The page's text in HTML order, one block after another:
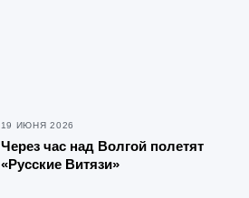
19 ИЮНЯ 2026
Через час над Волгой полетят
«Русские Витязи»